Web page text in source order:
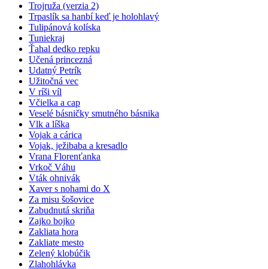
Trojruža (verzia 2)
Trpaslík sa hanbí keď je holohlavý
Tulipánová kolíska
Tuniekraj
Ťahal dedko repku
Učená princezná
Udatný Petrík
Užitočná vec
V ríši víl
Včielka a cap
Veselé básničky smutného básnika
Vlk a líška
Vojak a cárica
Vojak, ježibaba a kresadlo
Vrana Florenťanka
Vrkoč Váhu
Vták ohnivák
Xaver s nohami do X
Za misu šošovice
Zabudnutá skriňa
Zajko bojko
Zakliata hora
Zakliate mesto
Zelený klobúčik
Zlahohlávka